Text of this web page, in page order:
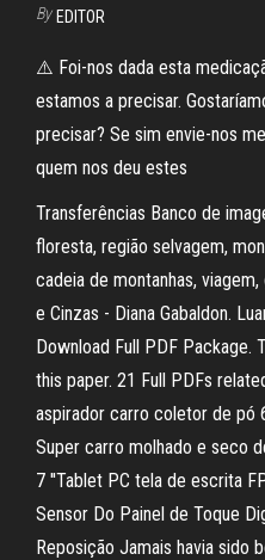
By EDITOR
⚠️ Foi-nos dada esta
estamos a precisar.
precisar? Se sim envie-nos
quem nos deu estes
Transferências Banco de
floresta, região selvagem,
cadeia de montanhas,
e Cinzas - Diana Gabaldon.
Download Full PDF Package.
this paper. 21 Full PDFs
aspirador carro coletor de pó
Super carro molhado e seco
7 ''Tablet PC tela de escrita
Sensor Do Painel de Toque
Reposição Jamais havia sido